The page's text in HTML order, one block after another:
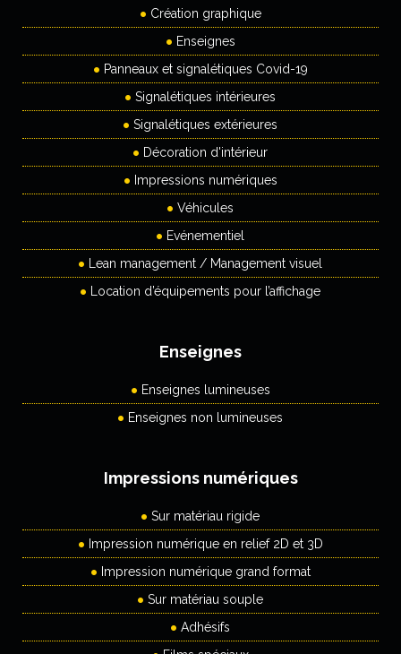
Création graphique
Enseignes
Panneaux et signalétiques Covid-19
Signalétiques intérieures
Signalétiques extérieures
Décoration d'intérieur
Impressions numériques
Véhicules
Evénementiel
Lean management / Management visuel
Location d’équipements pour l’affichage
Enseignes
Enseignes lumineuses
Enseignes non lumineuses
Impressions numériques
Sur matériau rigide
Impression numérique en relief 2D et 3D
Impression numérique grand format
Sur matériau souple
Adhésifs